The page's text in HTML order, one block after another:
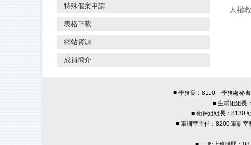
特殊個案申請
表格下載
網站資源
成員簡介
人權
■ 學務長：8100 學務處秘
■ 生輔組組長
■ 衛保組組長：8130
■ 軍訓室主任：8200 軍訓